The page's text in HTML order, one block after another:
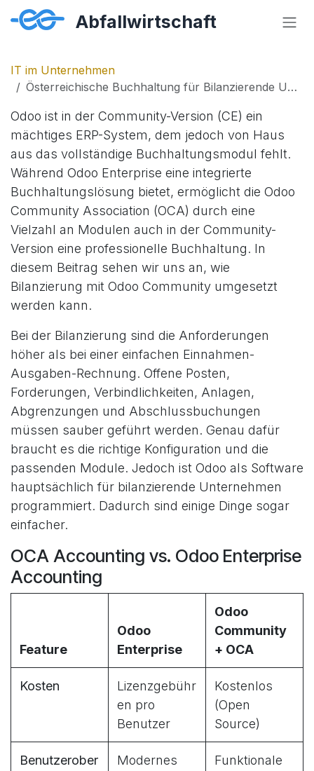
Zum Inhalt springen
IT im Unternehmen
Österreichische Buchhaltung für Bilanzierende Unternehmen mit Odoo und OCA
Odoo ist in der Community-Version (CE) ein
mächtiges ERP-System, dem jedoch von Haus
aus das vollständige Buchhaltungsmodul fehlt.
Während Odoo Enterprise eine integrierte
Buchhaltungslösung bietet, ermöglicht die Odoo
Community Association (OCA) durch eine
Vielzahl an Modulen auch in der Community-
Version eine professionelle Buchhaltung. In
diesem Beitrag sehen wir uns an, wie
Bilanzierung mit Odoo Community umgesetzt
werden kann.
Bei der Bilanzierung sind die Anforderungen
höher als bei einer einfachen Einnahmen-
Ausgaben-Rechnung. Offene Posten,
Forderungen, Verbindlichkeiten, Anlagen,
Abgrenzungen und Abschlussbuchungen
müssen sauber geführt werden. Genau dafür
braucht es die richtige Konfiguration und die
passenden Module. Jedoch ist Odoo als Software
hauptsächlich für bilanzierende Unternehmen
programmiert. Dadurch sind einige Dinge sogar
einfacher.
OCA Accounting vs. Odoo Enterprise
Accounting
Feature
Odoo
Enterprise
Odoo
Community
+ OCA
Kosten
Lizenzgebühr
en pro
Benutzer
Kostenlos
(Open
Source)
Benutzerober
Modernes
Funktionale